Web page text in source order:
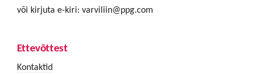
või kirjuta e-kiri: varviliin@ppg.com
Ettevõttest
Kontaktid